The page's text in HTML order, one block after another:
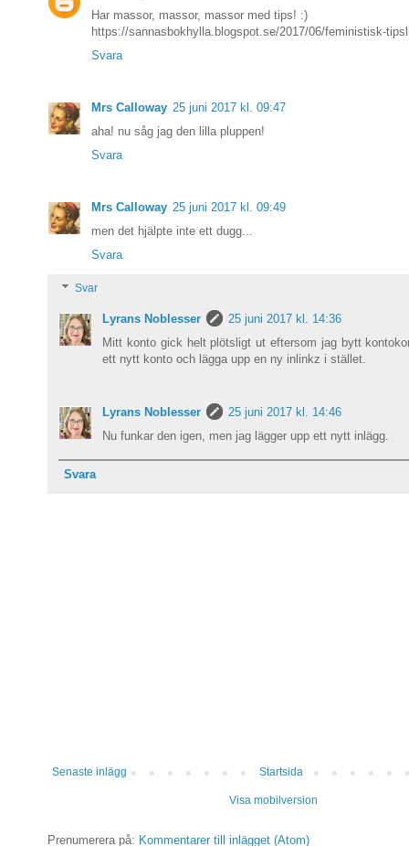
Har massor, massor, massor med tips! :)
https://sannasbokhylla.blogspot.se/2017/06/feministisk-
Svara
Mrs Calloway 25 juni 2017 kl. 09:47
aha! nu såg jag den lilla pluppen!
Svara
Mrs Calloway 25 juni 2017 kl. 09:49
men det hjälpte inte ett dugg...
Svara
Svar
Lyrans Noblesser
25 juni 2017 kl. 14:36
Mitt konto gick helt plötsligt ut eftersom jag bytt
ett nytt konto och lägga upp en ny inlinkz i stället.
Lyrans Noblesser
25 juni 2017 kl. 14:46
Nu funkar den igen, men jag lägger upp ett nytt inlägg.
Svara
Senaste inlägg Startsida
Visa mobilversion
Prenumerera på: Kommentarer till inlägget (Atom)